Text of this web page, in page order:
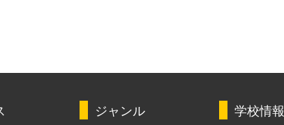
ジャンル 学校情報